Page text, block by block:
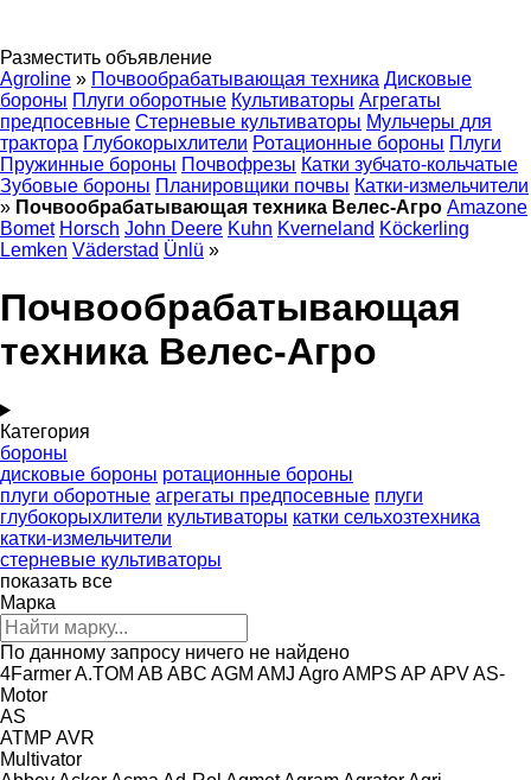
Разместить объявление
Agroline » Почвообрабатывающая техника Дисковые
бороны Плуги оборотные Культиваторы Агрегаты
предпосевные Стерневые культиваторы Мульчеры для
трактора Глубокорыхлители Ротационные бороны Плуги
Пружинные бороны Почвофрезы Катки зубчато-кольчатые
Зубовые бороны Планировщики почвы Катки-измельчители
» Почвообрабатывающая техника Велес-Агро Amazone
Bomet Horsch John Deere Kuhn Kverneland Köckerling
Lemken Väderstad Ünlü »
Почвообрабатывающая
техника Велес-Агро
Категория
бороны
дисковые бороны ротационные бороны
плуги оборотные агрегаты предпосевные плуги
глубокорыхлители культиваторы катки сельхозтехника
катки-измельчители
стерневые культиваторы
показать все
Марка
По данному запросу ничего не найдено
4FarmerA.TOM AB ABC AGM AMJ AgroAMPS AP APVAS-
Motor
AS
ATMP AVR
Multivator